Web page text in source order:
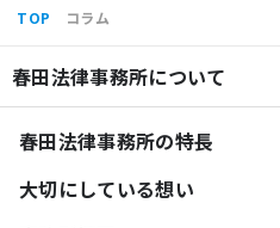
TOP コラム
春田法律事務所について
春田法律事務所の特長
大切にしている想い